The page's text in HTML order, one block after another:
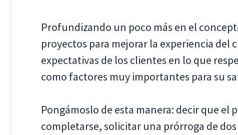
Profundizando un poco más en el
proyectos para mejorar la experiencia del
expectativas de los clientes en lo que
como factores muy importantes para su
Pongámoslo de esta manera: decir que el
completarse, solicitar una prórroga de